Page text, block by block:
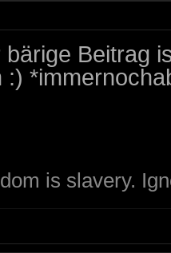
Beitrag
:)
is slavery.